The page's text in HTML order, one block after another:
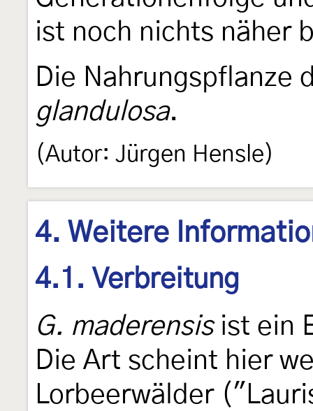
ist noch nichts näher
Die Nahrungspflanze
glandulosa.
(Autor: Jürgen Hensle)
4. Weitere
4.1. Verbreitung
G. maderensisist ein
Die Art scheint hier
Lorbeerwälder